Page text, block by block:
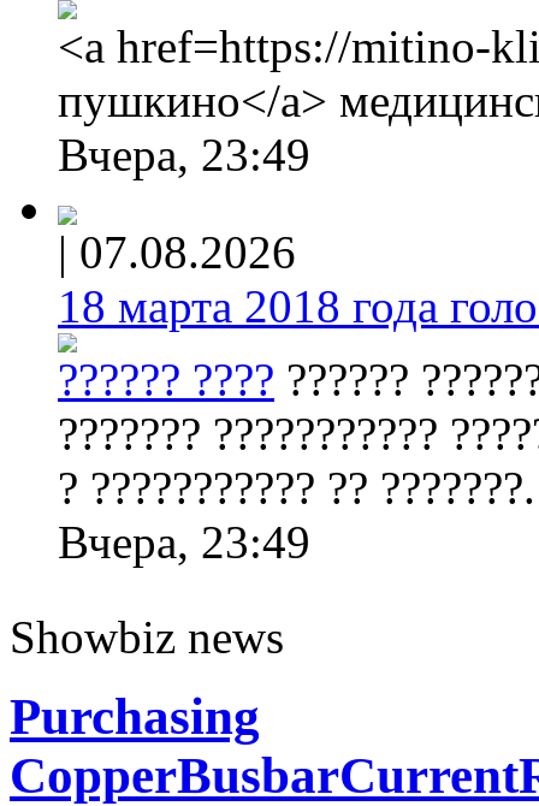
<a href=https://mitino-
пушкино</a>
Вчера, 23:49
| 07.08.2026
18 марта 2018 года
?????? ???? ??????
??????? ???????????
? ??????????? ??
Вчера, 23:49
Showbiz news
Purchasing